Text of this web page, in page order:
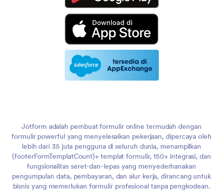
Jotform adalah pembuat formulir online termudah dengan
formulir powerful yang menyelesaikan pekerjaan, dipercaya oleh
lebih dari 35 juta pengguna di seluruh dunia, menampilkan
{footerFormTemplatCount}+ templat formulir, 150+ integrasi, dan
fungsionalitas seret-dan-lepas yang menyederhanakan
pengumpulan data, pembayaran, dan alur kerja, dirancang untuk
bisnis yang memerlukan formulir profesional tanpa pengkodean.